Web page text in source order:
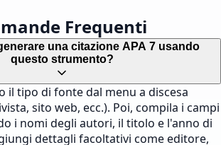
Frequenti
una citazione APA 7 usando
questo strumento?
il tipo di fonte dal menu a discesa
sito web, ecc.). Poi, compila i campi
i nomi degli autori, il titolo e l'anno di
dettagli facoltativi come editore,